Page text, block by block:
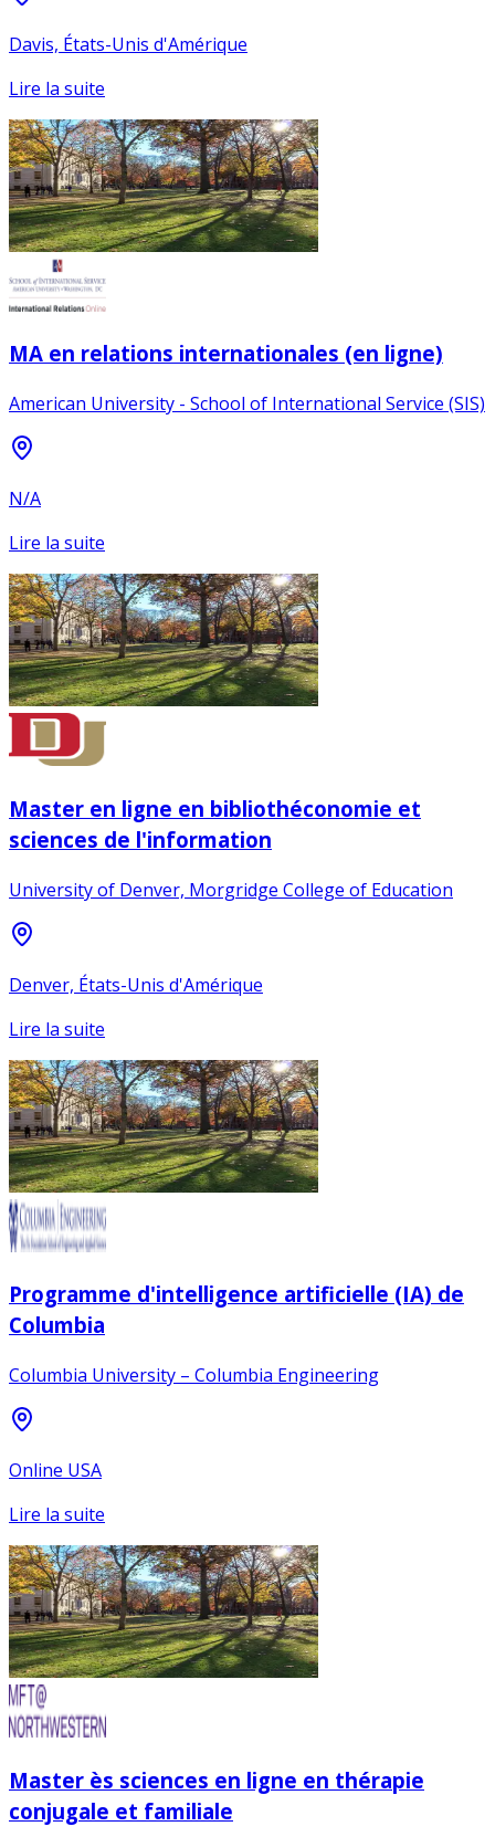
Davis, États-Unis d'Amérique
Lire la suite
MA en relations internationales (en ligne)
American University - School of International Service (SIS)
N/A
Lire la suite
Master en ligne en bibliothéconomie et
sciences de l'information
University of Denver, Morgridge College of Education
Denver, États-Unis d'Amérique
Lire la suite
Programme d'intelligence artificielle (IA) de
Columbia
Columbia University – Columbia Engineering
Online USA
Lire la suite
Master ès sciences en ligne en thérapie
conjugale et familiale